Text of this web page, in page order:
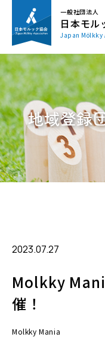
一般社団法人
日本モル
Japan Mölkky
地域登録
2023.07.27
Molkky
催！
Molkky Mania